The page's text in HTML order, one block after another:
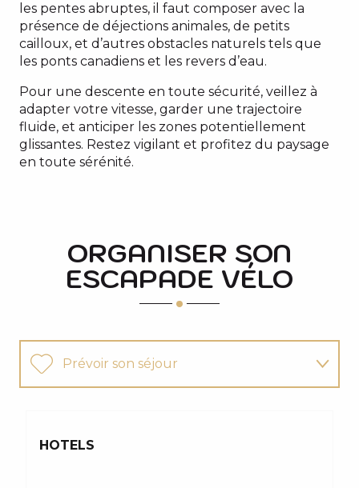
les pentes abruptes, il faut composer avec la
présence de déjections animales, de petits
cailloux, et d’autres obstacles naturels tels que
les ponts canadiens et les revers d’eau.
Pour une descente en toute sécurité, veillez à
adapter votre vitesse, garder une trajectoire
fluide, et anticiper les zones potentiellement
glissantes. Restez vigilant et profitez du paysage
en toute sérénité.
ORGANISER SON
ESCAPADE VÉLO
Prévoir son séjour
HOTELS